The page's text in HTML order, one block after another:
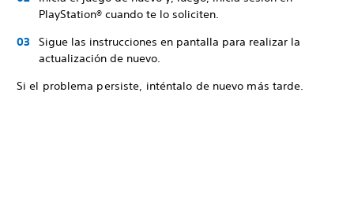
PlayStation® cuando te lo soliciten.
Sigue las instrucciones en pantalla para realizar la
actualización de nuevo.
Si el problema persiste, inténtalo de nuevo más tarde.